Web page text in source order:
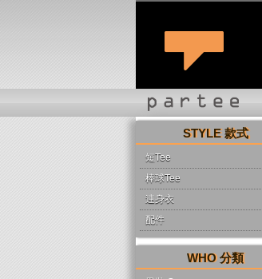
STYLE 款式
短Tee
棒球Tee
連身衣
配件
WHO 分類